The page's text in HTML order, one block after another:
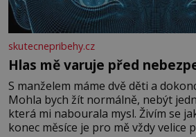
skutecnepribehy.cz
Hlas mě varuje před
S manželem máme dvě děti a
Mohla bych žít normálně, nebýt
která mi nabourala mysl. Živím se
konec měsíce je pro mě vždy velice